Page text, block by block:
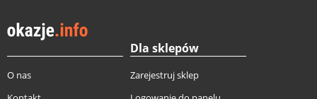
O nas
Dla sklepów
Zarejestruj sklep